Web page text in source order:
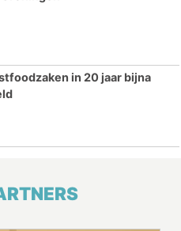
in 20 jaar bijna